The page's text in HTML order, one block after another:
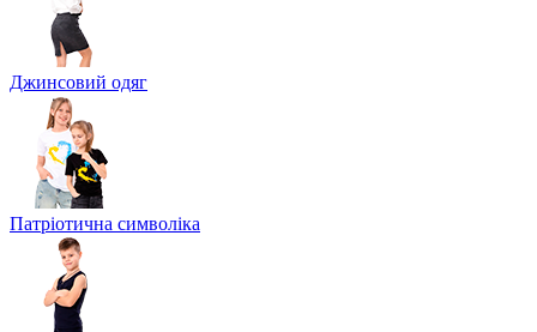
Джинсовий одяг
Патріотична символіка